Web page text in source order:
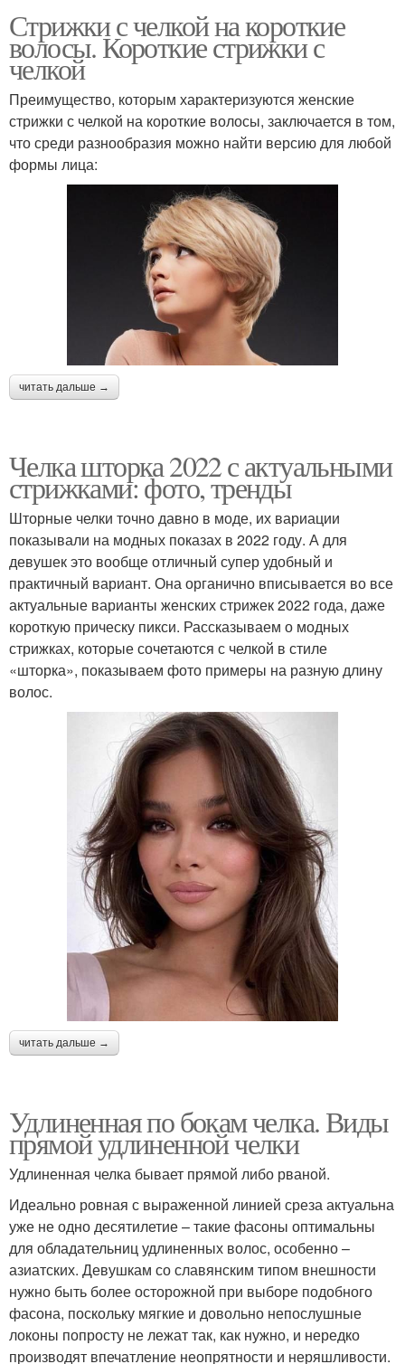
Стрижки с челкой на короткие
волосы. Короткие стрижки с
челкой
Преимущество, которым характеризуются женские
стрижки с челкой на короткие волосы, заключается в том,
что среди разнообразия можно найти версию для любой
формы лица:
читать дальше →
Челка шторка 2022 с актуальными
стрижками: фото, тренды
Шторные челки точно давно в моде, их вариации
показывали на модных показах в 2022 году. А для
девушек это вообще отличный супер удобный и
практичный вариант. Она органично вписывается во все
актуальные варианты женских стрижек 2022 года, даже
короткую прическу пикси. Рассказываем о модных
стрижках, которые сочетаются с челкой в ​​стиле
«шторка», показываем фото примеры на разную длину
волос.
читать дальше →
Удлиненная по бокам челка. Виды
прямой удлиненной челки
Удлиненная челка бывает прямой либо рваной.
Идеально ровная с выраженной линией среза актуальна
уже не одно десятилетие – такие фасоны оптимальны
для обладательниц удлиненных волос, особенно –
азиатских. Девушкам со славянским типом внешности
нужно быть более осторожной при выборе подобного
фасона, поскольку мягкие и довольно непослушные
локоны попросту не лежат так, как нужно, и нередко
производят впечатление неопрятности и неряшливости.